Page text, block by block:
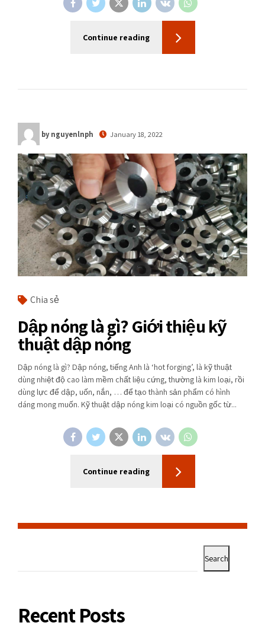
Continue reading
by nguyenlnph January 18, 2022
Chia sẻ
Dập nóng là gì? Giới thiệu kỹ
thuật dập nóng
Dập nóng là gì? Dập nóng, tiếng Anh là ‘hot forging’, là kỹ thuật
dùng nhiệt độ cao làm mềm chất liệu cứng, thường là kim loại, rồi
dùng lực để dập, uốn, nắn, … để tạo thành sản phẩm có hình
dáng mong muốn. Kỹ thuật dập nóng kim loại có nguồn gốc từ...
Continue reading
Search
Recent Posts